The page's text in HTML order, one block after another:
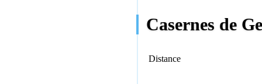
Casernes de
Distance